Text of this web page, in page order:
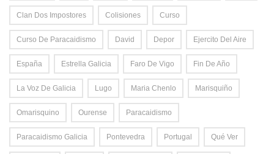
Clan Dos Impostores Colisiones Curso
Curso De Paracaidismo David Depor Ejercito Del Aire
España Estrella Galicia Faro De Vigo Fin De Año
La Voz De Galicia Lugo Maria Chenlo Marisquiño
Omarisquino Ourense Paracaidismo
Paracaidismo Galicia Pontevedra Portugal Qué Ver